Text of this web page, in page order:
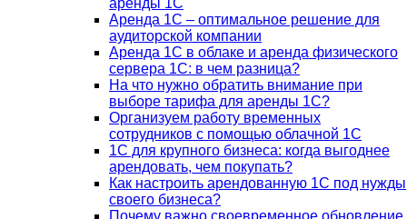
аренды 1С
Аренда 1С – оптимальное решение для
аудиторской компании
Аренда 1С в облаке и аренда физического
сервера 1С: в чем разница?
На что нужно обратить внимание при
выборе тарифа для аренды 1С?
Организуем работу временных
сотрудников с помощью облачной 1С
1С для крупного бизнеса: когда выгоднее
арендовать, чем покупать?
Как настроить арендованную 1С под нужды
своего бизнеса?